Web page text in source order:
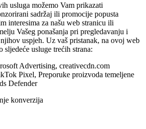
usluga možemo Vam prikazati
sadržaj ili promocije popusta
interesima za našu web stranicu ili
Vašeg ponašanja pri pregledavanju i
uspjeh. Uz vaš pristanak, na ovoj web
sljedeće usluge trećih strana:
Advertising, creativecdn.com
Pixel, Preporuke proizvoda temeljene
Defender
konverzija